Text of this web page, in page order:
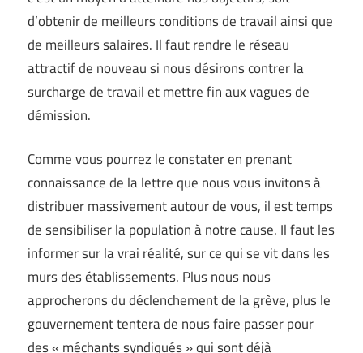
d’obtenir de meilleurs conditions de travail ainsi que
de meilleurs salaires. Il faut rendre le réseau
attractif de nouveau si nous désirons contrer la
surcharge de travail et mettre fin aux vagues de
démission.
Comme vous pourrez le constater en prenant
connaissance de la lettre que nous vous invitons à
distribuer massivement autour de vous, il est temps
de sensibiliser la population à notre cause. Il faut les
informer sur la vrai réalité, sur ce qui se vit dans les
murs des établissements. Plus nous nous
approcherons du déclenchement de la grève, plus le
gouvernement tentera de nous faire passer pour
des « méchants syndiqués » qui sont déjà